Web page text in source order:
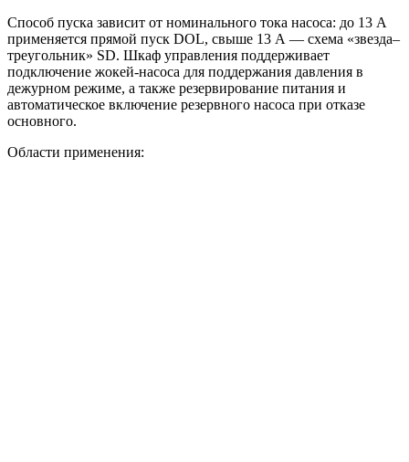
Способ пуска зависит от номинального тока насоса: до 13 А
применяется прямой пуск DOL, свыше 13 А — схема «звезда–
треугольник» SD. Шкаф управления поддерживает
подключение жокей-насоса для поддержания давления в
дежурном режиме, а также резервирование питания и
автоматическое включение резервного насоса при отказе
основного.
Области применения: